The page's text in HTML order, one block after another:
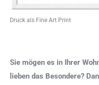
Druck als Fine Art Print
Sie mögen es in Ihrer
lieben das Besondere?